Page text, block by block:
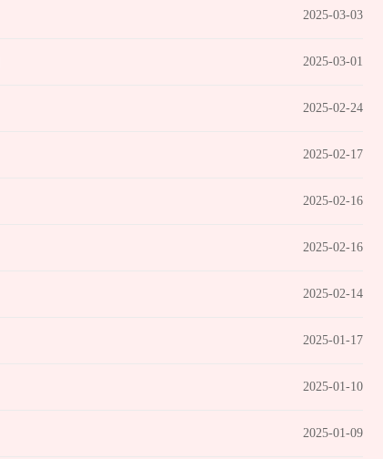
2025-03-03
2025-03-01
2025-02-24
2025-02-17
2025-02-16
2025-02-16
2025-02-14
2025-01-17
2025-01-10
2025-01-09